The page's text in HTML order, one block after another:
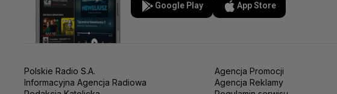
Google Play App Store
Polskie Radio S.A.
Informacyjna Agencja Radiowa
Agencja Promocji
Agencja Reklamy